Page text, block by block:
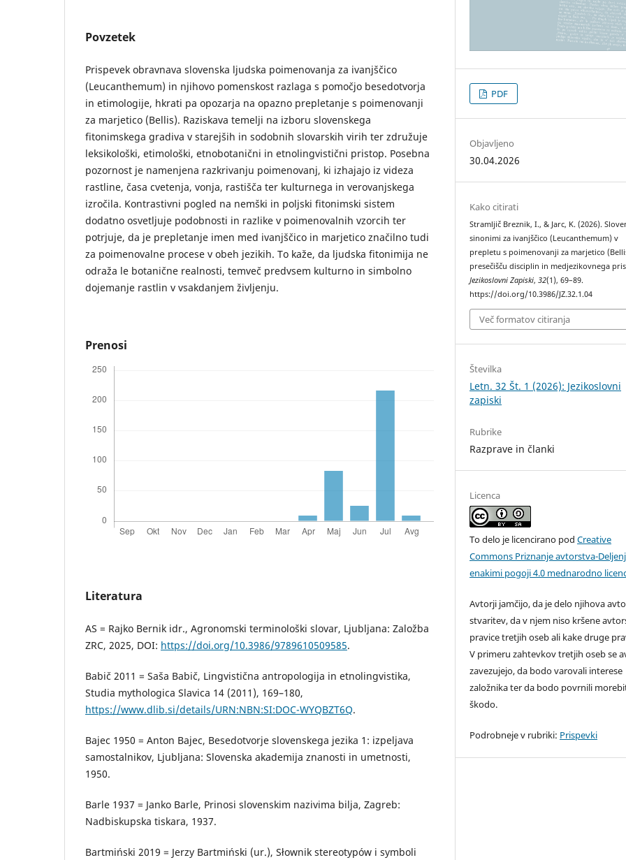
Povzetek
Prispevek obravnava slovenska ljudska poimenovanja za ivanjščico
(Leucanthemum) in njihovo pomenskost razlaga s pomočjo besedotvorja
in etimologije, hkrati pa opozarja na opazno prepletanje s poimenovanji
za marjetico (Bellis). Raziskava temelji na izboru slovenskega
fitonimskega gradiva v starejših in sodobnih slovarskih virih ter združuje
leksikološki, etimološki, etnobotanični in etnolingvistični pristop. Posebna
pozornost je namenjena razkrivanju poimenovanj, ki izhajajo iz videza
rastline, časa cvetenja, vonja, rastišča ter kulturnega in verovanjskega
izročila. Kontrastivni pogled na nemški in poljski fitonimski sistem
dodatno osvetljuje podobnosti in razlike v poimenovalnih vzorcih ter
potrjuje, da je prepletanje imen med ivanjščico in marjetico značilno tudi
za poimenovalne procese v obeh jezikih. To kaže, da ljudska fitonimija ne
odraža le botanične realnosti, temveč predvsem kulturno in simbolno
dojemanje rastlin v vsakdanjem življenju.
Prenosi
Literatura
AS = Rajko Bernik idr., Agronomski terminološki slovar, Ljubljana: Založba
ZRC, 2025, DOI: https://doi.org/10.3986/9789610509585.
Babič 2011 = Saša Babič, Lingvistična antropologija in etnolingvistika,
Studia mythologica Slavica 14 (2011), 169–180,
https://www.dlib.si/details/URN:NBN:SI:DOC-WYQBZT6Q.
Bajec 1950 = Anton Bajec, Besedotvorje slovenskega jezika 1: izpeljava
samostalnikov, Ljubljana: Slovenska akademija znanosti in umetnosti,
1950.
Barle 1937 = Janko Barle, Prinosi slovenskim nazivima bilja, Zagreb:
Nadbiskupska tiskara, 1937.
Bartmiński 2019 = Jerzy Bartmiński (ur.), Słownik stereotypów i symboli
PDF
Objavljeno
30.04.2026
Kako citirati
Stramljič Breznik, I., & Jarc, K. (2026).
sinonimi za ivanjščico (Leucanthemum) v
prepletu s poimenovanji za marjetico
presečišču disciplin in medjezikovnega
Jezikoslovni Zapiski,32(1), 69–89.
https://doi.org/10.3986/JZ.32.1.04
Več formatov citiranja
Številka
Letn. 32 Št. 1 (2026): Jezikoslovni
zapiski
Rubrike
Razprave in članki
Licenca
To delo je licencirano podCreative
Commons Priznanje avtorstva-
enakimi pogoji 4.0 mednarodno
Avtorji jamčijo, da je delo njihova
stvaritev, da v njem niso kršene
pravice tretjih oseb ali kake druge
V primeru zahtevkov tretjih oseb se
zavezujejo, da bodo varovali interese
založnika ter da bodo povrnili
škodo.
Podrobneje v rubriki: Prispevki